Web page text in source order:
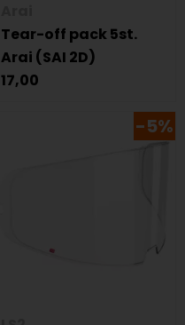
Tear-off pack 5st.
Arai (SAI 2D)
17,00
-5%